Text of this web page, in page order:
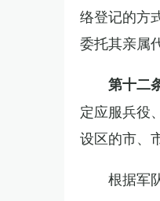
络登记的方
委托其亲属
第十二
定应服兵役
设区的市、
根据军